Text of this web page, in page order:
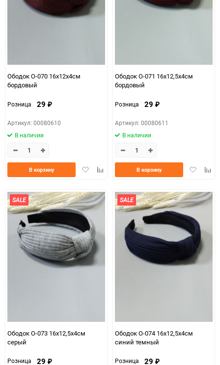
Ободок О-070 16х12х4см
бордовый
Розница 29 ₽
Артикул: 00080610
В наличии
ДобавитьДобавить
В корзину
Ободок О-071 16х12,5х4см
бордовый
Розница 29 ₽
Артикул: 00080611
В наличии
Добавить
В корзину
SALE
Ободок О-073 16х12,5х4см
серый
Розница 29 ₽
SALE
Ободок О-074 16х12,5х4см
синий темный
Розница 29 ₽